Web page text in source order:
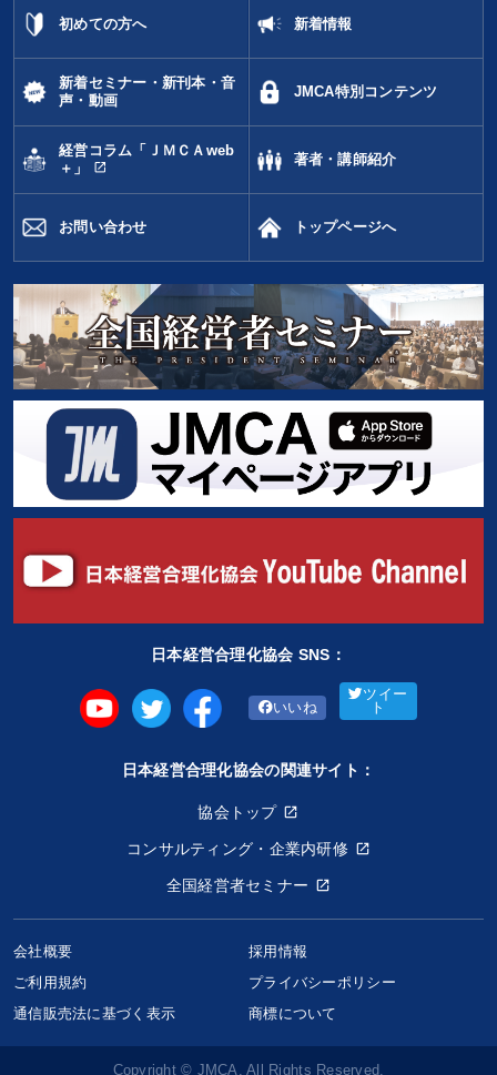
タグ・キーワード
両利きの経営 推薦
ランチェスター戦略 プレゼン 経済予測 運勢・先見
思考法 仕事術・ビジネスハック プロ経営者
地方企業の勝ち方 資産保全 生き方の指針 リピート
未来先見
※「更新」を押すと「タグ・キーワード」を更新いただけます。
初めての方へ 新着情報
新着セミナー・新刊本・音
声・動画
JMCA特別コンテンツ
経営コラム「ＪＭＣＡweb
＋」
open_in_new
著者・講師紹介
お問い合わせ トップページへ
日本経営合理化協会 SNS：
いいね
ツイー
ト
日本経営合理化協会の関連サイト：
協会トップ
コンサルティング・企業内研修
全国経営者セミナー
会社概要
採用情報
ご利用規約
プライバシーポリシー
通信販売法に基づく表示
商標について
Copyright © JMCA. All Rights Reserved.